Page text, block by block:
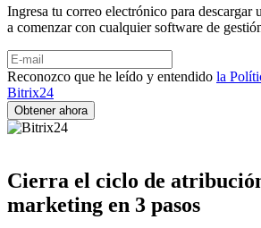
Ingresa tu correo electrónico para descargar
a comenzar con cualquier software de
Reconozco que he leído y entendido la
Bitrix24
Cierra el ciclo de
marketing en 3 pasos